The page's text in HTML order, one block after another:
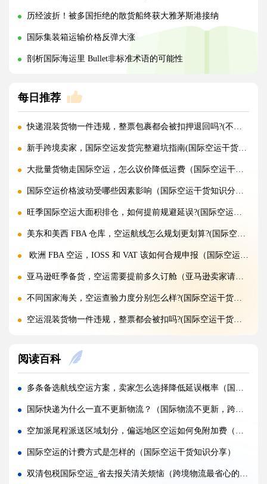
历经波折！被多国拒绝的散货船终获大雅茅斯港接纳
国际集装箱运输价格反弹大涨
剖析国际海运里 Bullet非标准术语的可能性
每日推荐
快递混装货物一件违规，整票包裹都会被扣押退回吗?(不清楚的外贸人看过来)
新手跨境卖家，国际空运发货完整避坑指南(国际空运干货知识分享)
大批量货物走国际空运，怎么议价降低运费（国际空运干货知识分享）
国际空运价格波动受哪些因素影响（国际空运干货知识分享）
旺季国际空运大面积排仓，如何提前规避延误?(国际空运干货知识分享)
美东和美西 FBA 仓库，空运航线怎么规划更划算?(国际空运干货知识分享)
欧洲 FBA 空运，IOSS 和 VAT 该如何合规申报（国际空运干货知识分享）
亚马逊旺季备货，空运需要提前多久订舱（亚马逊卖家请注意）
不同国家海关，空运查验力度分别怎么样?(国际空运干货知识分享)
空运混装货物一件违规，整票都会被扣吗?(国际空运干货知识分享)
空运品名申报错误，会面临哪些罚款与处罚?(国际空运干货知识分享)
国际空运货物被扣，最快多久可以清关放行?(国际空运干货知识分享)
国际空运计费重与实际重、体积重怎么换算（国际空运干货知识分享）
普通货物走国际空运最低多少公斤起运（不清楚的外贸人看过来）
国际空运和国际快递到底有哪些核心区别（国际物流干货知识分享）
国际空运计费重与实际重、体积重怎么换算（国际空运干货知识分享）
阅读百科
多条备选航线空运方案，卖家怎么选择降低延误概率（国际空运干货知识分享）
国际快递为什么一直不更新物流？（国际物流不更新，跨境电商卖家该怎么做）
空加派尾程派送区域划分，偏远地区空运如何免附加费（不清楚的跨境电商卖家看过来）
国际空运的计费方式是怎样的（国际空运干货知识分享）
双清包税国际空运_省去报关清关烦恼（跨境物流最省心的服务模式之一）